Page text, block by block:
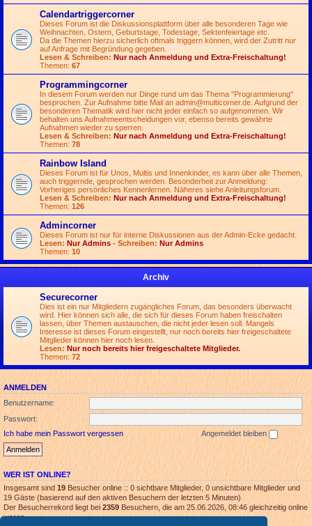
Calendartriggercorner
Dieses Forum ist die Diskussionsplattform über alle besonderen Tage wie
Weihnachten, Ostern, Geburtstage, Todestage, Sektenfeiertage etc.
Da die Themen hierzu sicherlich oftmals triggern können, wird der Zutritt nur
auf Anfrage mit Begründung gegeben.
Lesen & Schreiben: Nur nach Anmeldung und Extra-Freischaltung!
Themen: 67
Programmingcorner
In diesem Forum werden nur Dinge rund um das Thema "Programmierung"
besprochen. Zur Aufnahme bitte Mail an admin@multicorner.de . Aufgrund der
besonderen Thematik wird hier nicht jeder einfach so aufgenommen. Wir
behalten uns Aufnahmeentscheidungen vor, ebenso bereits gewährte
Aufnahmen wieder zu sperren.
Lesen & Schreiben: Nur nach Anmeldung und Extra-Freischaltung!
Themen: 78
Rainbow Island
Dieses Forum ist für Unos, Multis und Innenkinder, es kann über alle Themen,
auch triggernde, gesprochen werden. Besonderheit zur Anmeldung:
Vorheriges persönliches Kennenlernen. Näheres siehe Anleitungsforum.
Lesen & Schreiben: Nur nach Anmeldung und Extra-Freischaltung!
Themen: 126
Admincorner
Dieses Forum ist nur für interne Diskussionen aus der Admin-Ecke gedacht.
Lesen: Nur Admins - Schreiben: Nur Admins
Themen: 10
Archiv
Securecorner
Dies ist ein nur Mitgliedern zugängliches Forum, das besonders überwacht
wird. Hier können sich alle, die sich für dieses Forum haben freischalten
lassen, über Themen austauschen, die nicht jeder lesen soll. Mangels
Interesse ist dieses Forum eingestellt, nur noch bereits hier freigeschaltete
Mitglieder können hier noch lesen.
Lesen: Nur noch bereits hier freigeschaltete Mitglieder.
Themen: 72
ANMELDEN
Benutzername:
Passwort:
Ich habe mein Passwort vergessen
Angemeldet bleiben
WER IST ONLINE?
Insgesamt sind19Besucher online :: 0 sichtbare Mitglieder, 0 unsichtbare Mitglieder und
19 Gäste (basierend auf den aktiven Besuchern der letzten 5 Minuten)
Der Besucherrekord liegt bei2359Besuchern, die am 25.06.2026, 08:46 gleichzeitig online
waren.